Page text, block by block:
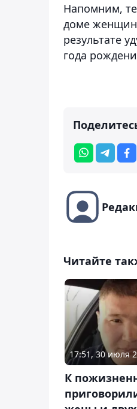
Напомним,
доме
результате
года
Читайте
17:51, 30 июля
К